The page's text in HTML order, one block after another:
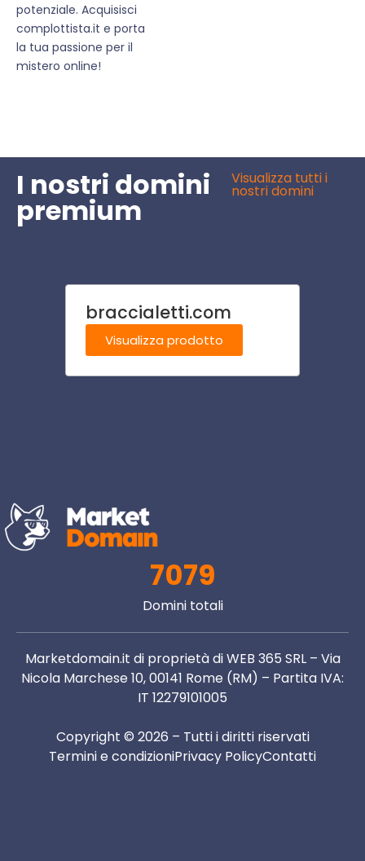
potenziale. Acquisisci
complottista.it e porta
la tua passione per il
mistero online!
I nostri domini
premium
Visualizza tutti i
nostri domini
braccialetti.com
Visualizza prodotto
7079
Domini totali
Marketdomain.it di proprietà di WEB 365 SRL – Via
Nicola Marchese 10, 00141 Rome (RM) – Partita IVA:
IT 12279101005
Copyright © 2026 – Tutti i diritti riservati
Termini e condizioniPrivacy PolicyContatti